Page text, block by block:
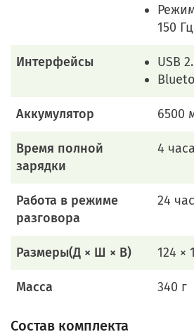
150
Интерфейсы
USB
Аккумулятор 6500
Время полной
зарядки
4
Работа в режиме
разговора
24
Размеры(Д × Ш × В) 124 ×
Масса 340 г
Состав комплекта